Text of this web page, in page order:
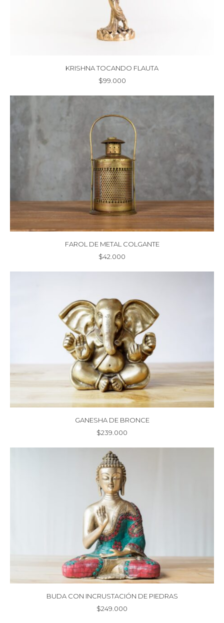
KRISHNA TOCANDO FLAUTA
$99.000
FAROL DE METAL COLGANTE
$42.000
GANESHA DE BRONCE
$239.000
BUDA CON INCRUSTACIÓN DE PIEDRAS
$249.000